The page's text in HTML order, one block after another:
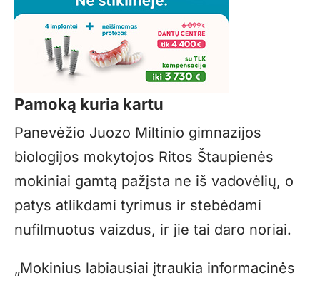
Pamoką kuria kartu
Panevėžio Juozo Miltinio gimnazijos
biologijos mokytojos Ritos Štaupienės
mokiniai gamtą pažįsta ne iš vadovėlių, o
patys atlikdami tyrimus ir stebėdami
nufilmuotus vaizdus, ir jie tai daro noriai.
„Mokinius labiausiai įtraukia informacinės